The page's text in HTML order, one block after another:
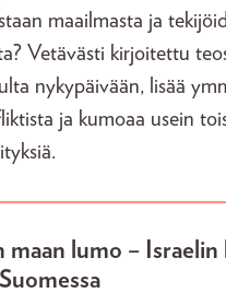
maailmasta ja
Vetävästi kirjoitettu
nykypäivään, lisää
ja kumoaa usein
maan lumo –